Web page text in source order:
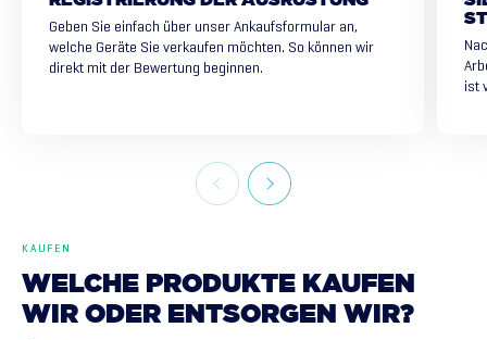
Geben Sie einfach über unser Ankaufsformular an,
welche Geräte Sie verkaufen möchten. So können wir
direkt mit der Bewertung beginnen.
ist
KAUFEN
WELCHE PRODUKTE KAUFEN
WIR ODER ENTSORGEN WIR?